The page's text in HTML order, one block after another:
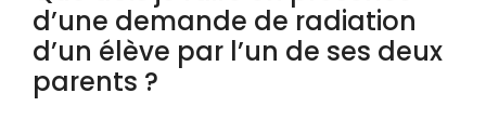
d’une demande de radiation
d’un élève par l’un de ses deux
parents ?